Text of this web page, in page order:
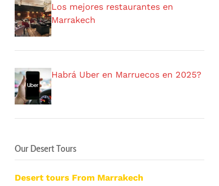
Los mejores restaurantes en
Marrakech
Habrá Uber en Marruecos en 2025?
Our Desert Tours
Desert tours From Marrakech